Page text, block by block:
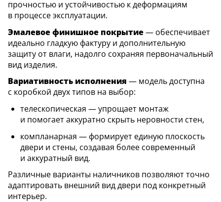
прочностью и устойчивостью к деформациям
в процессе эксплуатации.
Эмалевое финишное покрытие— обеспечивает
идеально гладкую фактуру и дополнительную
защиту от влаги, надолго сохраняя первоначальный
вид изделия.
Вариативность исполнения — модель доступна
с коробкой двух типов на выбор:
телескопическая — упрощает монтаж
и помогает аккуратно скрыть неровности стен,
компланарная — формирует единую плоскость
двери и стены, создавая более современный
и аккуратный вид.
Различные варианты наличников позволяют точно
адаптировать внешний вид двери под конкретный
интерьер.